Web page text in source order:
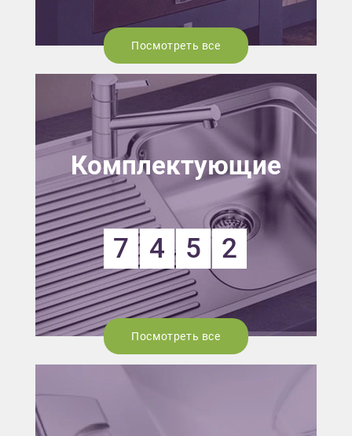
Посмотреть все
Комплектующие
7 4 5 2
Посмотреть все